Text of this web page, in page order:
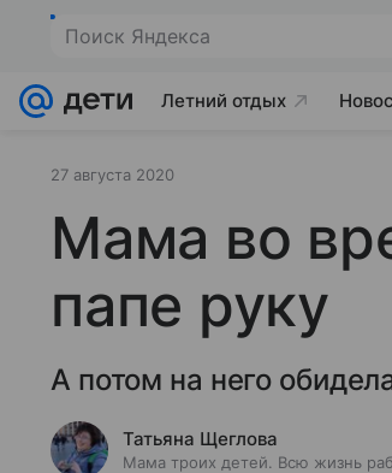
Поиск Яндекса
Летний отдых
27 августа 2020
Мама во
папе руку
А потом на него
Татьяна Щеглова
Мама троих детей. Всю жизнь